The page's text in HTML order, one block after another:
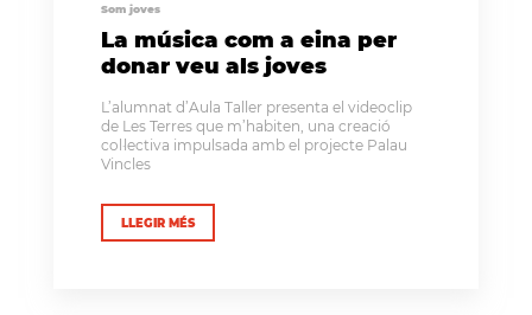
Som joves
La música com a eina per
donar veu als joves
L’alumnat d’Aula Taller presenta el videoclip
de Les Terres que m’habiten, una creació
col·lectiva impulsada amb el projecte Palau
Vincles
LLEGIR MÉS